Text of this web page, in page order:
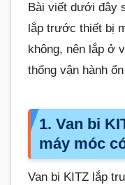
Bài viết dưới đây
lắp trước thiết bị
không, nên lắp ở
thống vận hành
1. Van bi
máy móc
Van bi KITZ lắp